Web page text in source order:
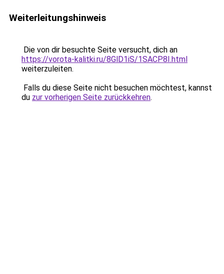
Weiterleitungshinweis
Die von dir besuchte Seite versucht, dich an
https://vorota-kalitki.ru/8GlD1iS/1SACP8I.html
weiterzuleiten.
Falls du diese Seite nicht besuchen möchtest, kannst
du zur vorherigen Seite zurückkehren.